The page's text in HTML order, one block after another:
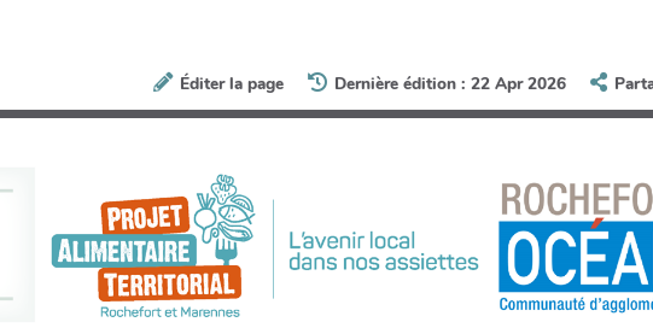
Éditer la page Dernière édition : 22 Apr 2026